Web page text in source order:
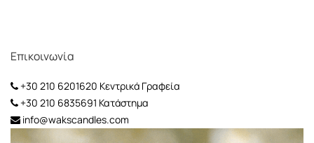
Επικοινωνία
+30 210 6201620 Κεντρικά Γραφεία
+30 210 6835691 Κατάστημα
info@wakscandles.com